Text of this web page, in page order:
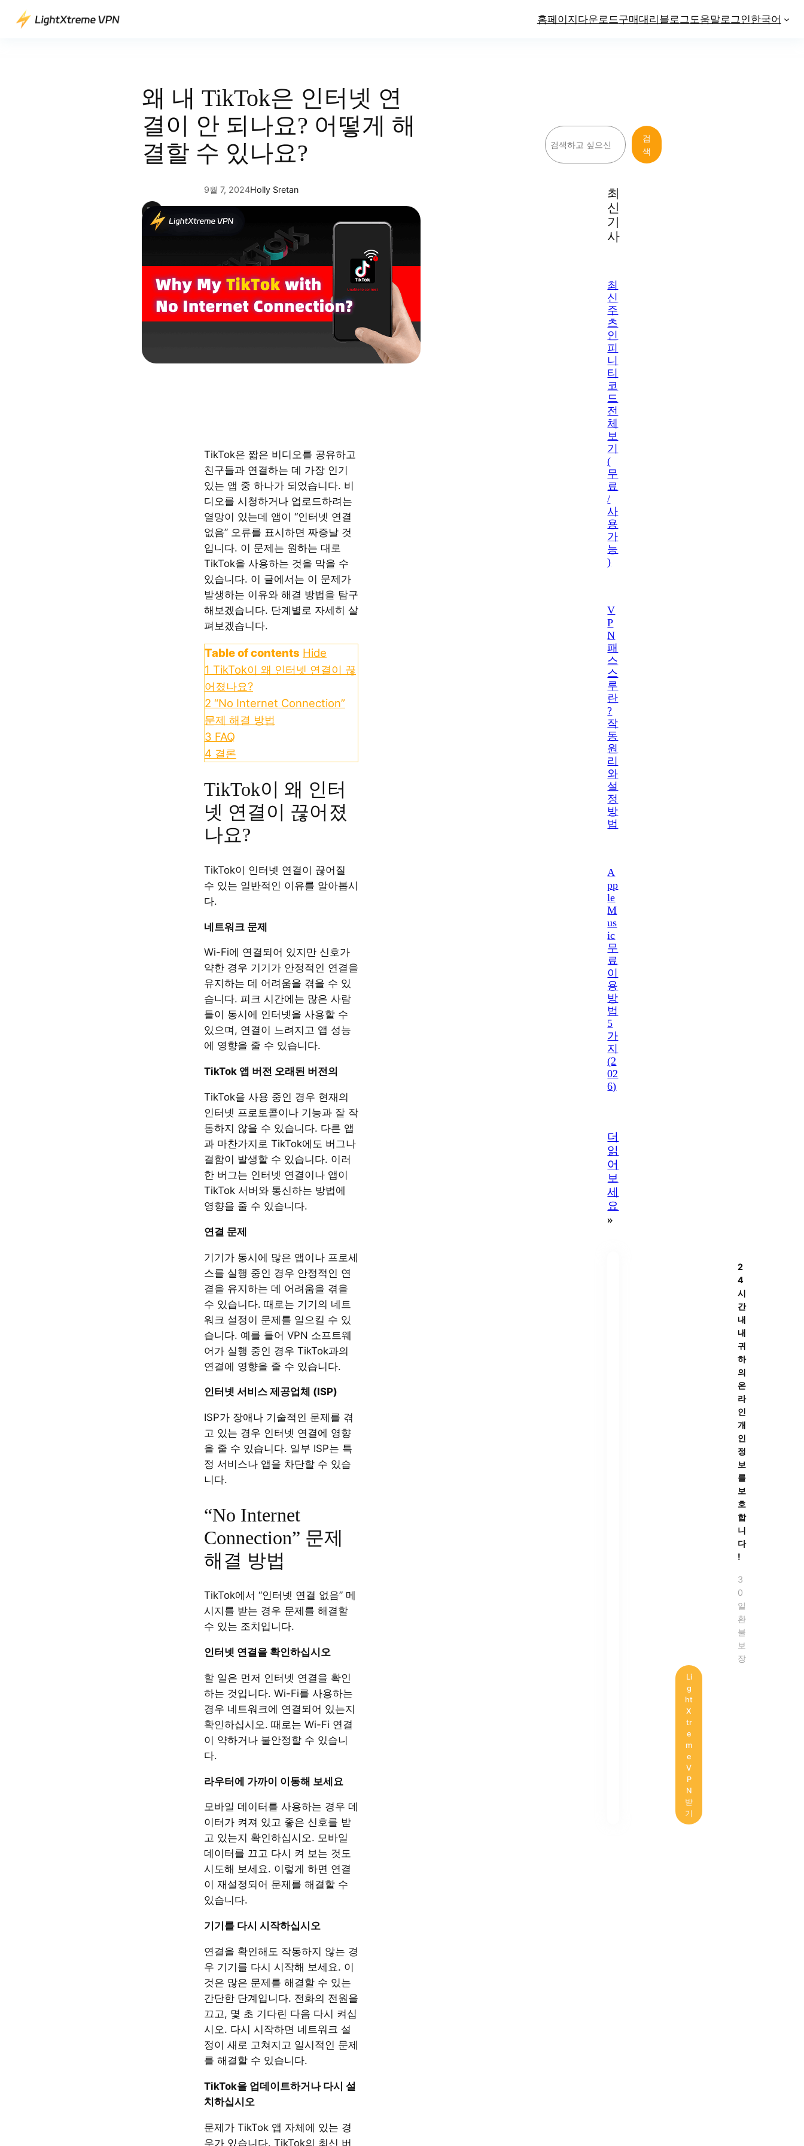
홈페이지다운로드구매대리블로그 도움말로그인한국어
왜 내 TikTok은 인터넷 연
결이 안 되나요? 어떻게 해
결할 수 있나요?
9월 7, 2024Holly Sretan
TikTok은 짧은 비디오를 공유하고
친구들과 연결하는 데 가장 인기
있는 앱 중 하나가 되었습니다. 비
디오를 시청하거나 업로드하려는
열망이 있는데 앱이 “인터넷 연결
없음” 오류를 표시하면 짜증날 것
입니다. 이 문제는 원하는 대로
TikTok을 사용하는 것을 막을 수
있습니다. 이 글에서는 이 문제가
발생하는 이유와 해결 방법을 탐구
해보겠습니다. 단계별로 자세히 살
펴보겠습니다.
Table of contents Hide
1 TikTok이 왜 인터넷 연결이 끊
어졌나요?
2 “No Internet Connection”
문제 해결 방법
3 FAQ
4 결론
TikTok이 왜 인터
넷 연결이 끊어졌
나요?
TikTok이 인터넷 연결이 끊어질
수 있는 일반적인 이유를 알아봅시
다.
네트워크 문제
Wi-Fi에 연결되어 있지만 신호가
약한 경우 기기가 안정적인 연결을
유지하는 데 어려움을 겪을 수 있
습니다. 피크 시간에는 많은 사람
들이 동시에 인터넷을 사용할 수
있으며, 연결이 느려지고 앱 성능
에 영향을 줄 수 있습니다.
TikTok 앱 버전 오래된 버전의
TikTok을 사용 중인 경우 현재의
인터넷 프로토콜이나 기능과 잘 작
동하지 않을 수 있습니다. 다른 앱
과 마찬가지로 TikTok에도 버그나
결함이 발생할 수 있습니다. 이러
한 버그는 인터넷 연결이나 앱이
TikTok 서버와 통신하는 방법에
영향을 줄 수 있습니다.
연결 문제
기기가 동시에 많은 앱이나 프로세
스를 실행 중인 경우 안정적인 연
결을 유지하는 데 어려움을 겪을
수 있습니다. 때로는 기기의 네트
워크 설정이 문제를 일으킬 수 있
습니다. 예를 들어 VPN 소프트웨
어가 실행 중인 경우 TikTok과의
연결에 영향을 줄 수 있습니다.
인터넷 서비스 제공업체 (ISP)
ISP가 장애나 기술적인 문제를 겪
고 있는 경우 인터넷 연결에 영향
을 줄 수 있습니다. 일부 ISP는 특
정 서비스나 앱을 차단할 수 있습
니다.
“No Internet
Connection” 문제
해결 방법
TikTok에서 “인터넷 연결 없음” 메
시지를 받는 경우 문제를 해결할
수 있는 조치입니다.
인터넷 연결을 확인하십시오
할 일은 먼저 인터넷 연결을 확인
하는 것입니다. Wi-Fi를 사용하는
경우 네트워크에 연결되어 있는지
확인하십시오. 때로는 Wi-Fi 연결
이 약하거나 불안정할 수 있습니
다.
라우터에 가까이 이동해 보세요
모바일 데이터를 사용하는 경우 데
이터가 켜져 있고 좋은 신호를 받
고 있는지 확인하십시오. 모바일
데이터를 끄고 다시 켜 보는 것도
시도해 보세요. 이렇게 하면 연결
이 재설정되어 문제를 해결할 수
있습니다.
기기를 다시 시작하십시오
연결을 확인해도 작동하지 않는 경
우 기기를 다시 시작해 보세요. 이
것은 많은 문제를 해결할 수 있는
간단한 단계입니다. 전화의 전원을
끄고, 몇 초 기다린 다음 다시 켜십
시오. 다시 시작하면 네트워크 설
정이 새로 고쳐지고 일시적인 문제
를 해결할 수 있습니다.
TikTok을 업데이트하거나 다시 설
치하십시오
문제가 TikTok 앱 자체에 있는 경
우가 있습니다. TikTok의 최신 버
검
색
검
색
최
신
기
사
최
신
주
츠
인
피
니
티
코
드
전
체
보
기
(
무
료
/
사
용
가
능
)
V
P
N
패
스
스
루
란
?
작
동
원
리
와
설
정
방
법
A
pp
le
M
us
ic
무
료
이
용
방
법
5
가
지
(2
02
6)
더
읽
어
보
세
요
»
2
4
시
간
내
내
귀
하
의
온
라
인
개
인
정
보
를
보
호
합
니
다
!
3
0
일
환
불
보
장
Li
g
ht
X
tr
e
m
e
V
P
N
받
기